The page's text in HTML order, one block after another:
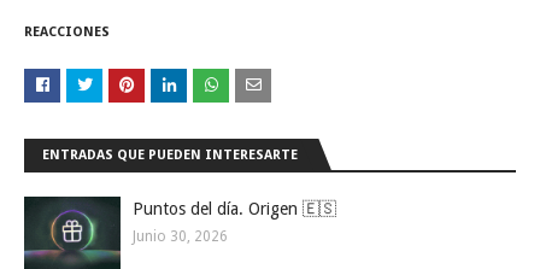
REACCIONES
ENTRADAS QUE PUEDEN INTERESARTE
Puntos del día. Origen 🇪🇸
Junio 30, 2026